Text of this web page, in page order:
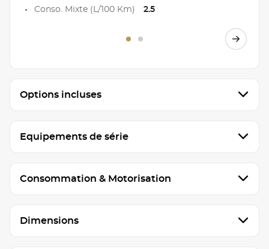
Conso. Mixte (L/100 Km) 2.5
Options incluses
Equipements de série
Consommation & Motorisation
Dimensions